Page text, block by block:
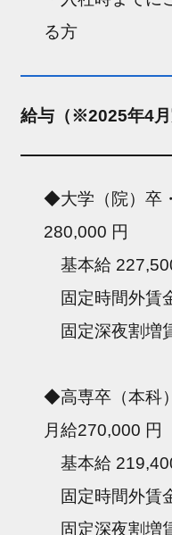
る方
給与（※2025年4月
◆大学（院）卒
280,000 円
基本給
固定時間外賃
固定深夜割増
◆高専卒（本
月給270,000 円
基本給
固定時間外賃
固定深夜割増